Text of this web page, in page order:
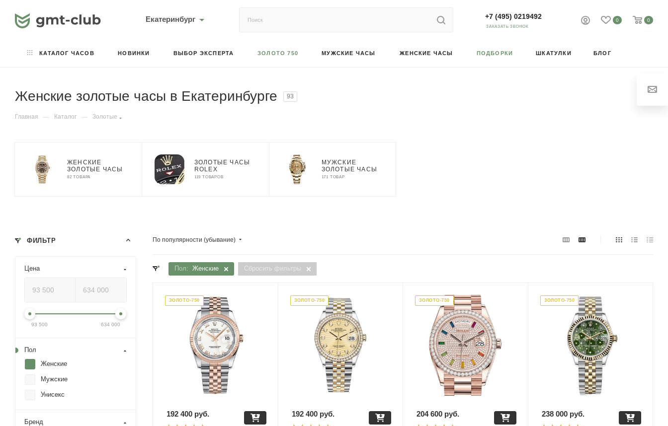
Екатеринбург 0 0
+7 (495) 0219492
ЗАКАЗАТЬ ЗВОНОК
КАТАЛОГ ЧАСОВ НОВИНКИ ВЫБОР ЭКСПЕРТА ЗОЛОТО 750 МУЖСКИЕ ЧАСЫ ЖЕНСКИЕ ЧАСЫ ПОДБОРКИ ШКАТУЛКИ БЛОГ
Женские золотые часы в Екатеринбурге 93
Главная — Каталог — Золотые
ЖЕНСКИЕ
ЗОЛОТЫЕ ЧАСЫ
82 ТОВАРА
ЗОЛОТЫЕ ЧАСЫ
ROLEX
119 ТОВАРОВ
МУЖСКИЕ
ЗОЛОТЫЕ ЧАСЫ
171 ТОВАР
По популярности (убывание)
Пол: Женские Сбросить фильтры
ЗОЛОТО-750
192 400 руб.
ЗОЛОТО-750
192 400руб.
ЗОЛОТО-750
204 600 руб.
ЗОЛОТО-750
238 000руб.
ФИЛЬТР
Цена
93 500 634 000
Пол
Женские
Мужские
Унисекс
Бренд